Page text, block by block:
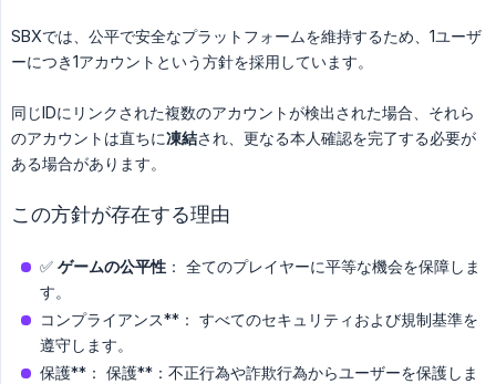
SBXでは、公平で安全なプラットフォームを維持するため、1ユーザ
ーにつき1アカウントという方針を採用しています。
同じIDにリンクされた複数のアカウントが検出された場合、それら
のアカウントは直ちに凍結され、更なる本人確認を完了する必要が
ある場合があります。
この方針が存在する理由
✅ ゲームの公平性 ： 全てのプレイヤーに平等な機会を保障しま
す。
コンプライアンス**： すべてのセキュリティおよび規制基準を
遵守します。
保護**： 保護**：不正行為や詐欺行為からユーザーを保護しま